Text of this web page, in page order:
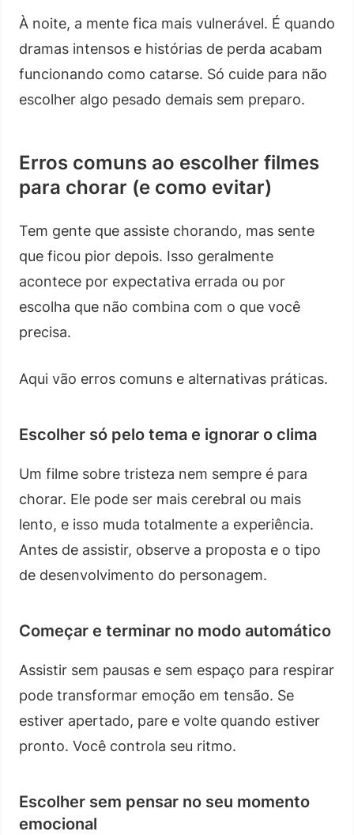
À noite, a mente fica mais vulnerável. É quando
dramas intensos e histórias de perda acabam
funcionando como catarse. Só cuide para não
escolher algo pesado demais sem preparo.
Erros comuns ao escolher filmes
para chorar (e como evitar)
Tem gente que assiste chorando, mas sente
que ficou pior depois. Isso geralmente
acontece por expectativa errada ou por
escolha que não combina com o que você
precisa.
Aqui vão erros comuns e alternativas práticas.
Escolher só pelo tema e ignorar o clima
Um filme sobre tristeza nem sempre é para
chorar. Ele pode ser mais cerebral ou mais
lento, e isso muda totalmente a experiência.
Antes de assistir, observe a proposta e o tipo
de desenvolvimento do personagem.
Começar e terminar no modo automático
Assistir sem pausas e sem espaço para respirar
pode transformar emoção em tensão. Se
estiver apertado, pare e volte quando estiver
pronto. Você controla seu ritmo.
Escolher sem pensar no seu momento
emocional